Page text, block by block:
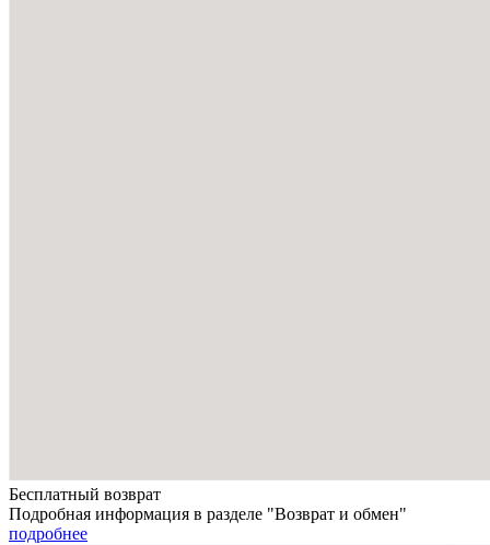
Бесплатный возврат
Подробная информация в разделе "Возврат и обмен"
подробнее